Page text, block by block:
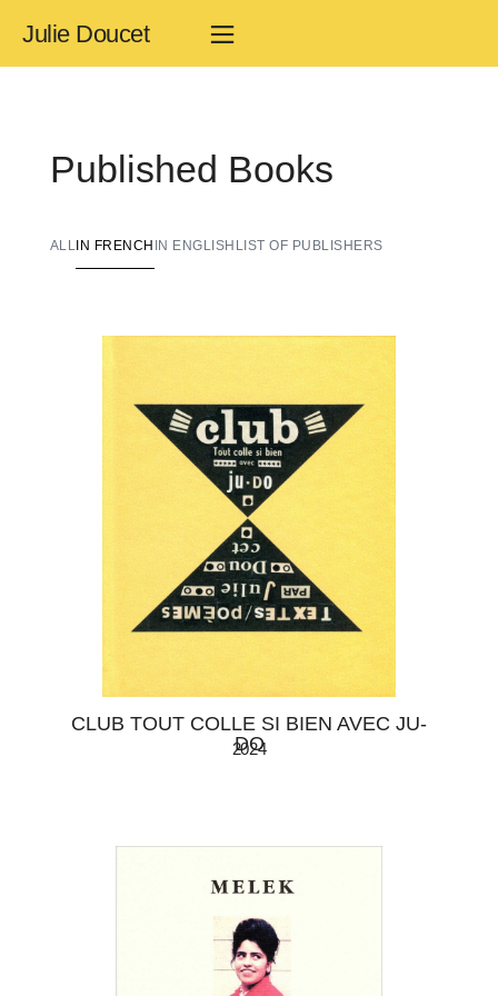
Julie Doucet
Published Books
ALL IN FRENCH IN ENGLISH LIST OF PUBLISHERS
CLUB TOUT COLLE SI BIEN AVEC JU-
DO
2024